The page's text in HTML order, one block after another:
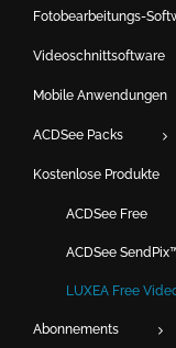
Fotobearbeitungs-
Videoschnittsoftware
Mobile Anwendungen
ACDSee Packs
Kostenlose Produkte
ACDSee Free
ACDSee
LUXEA Free
Abonnements